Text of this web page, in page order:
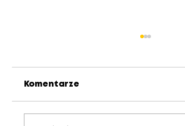
Komentarze